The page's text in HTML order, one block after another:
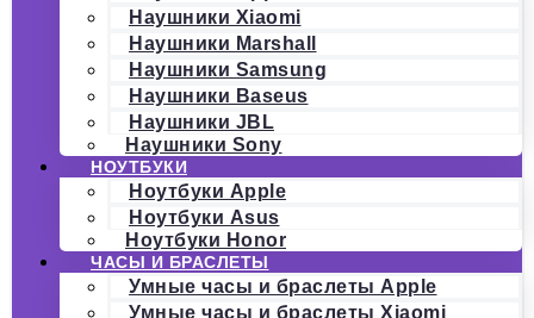
Наушники Xiaomi
Наушники Marshall
Наушники Samsung
Наушники Baseus
Наушники JBL
Наушники Sony
НОУТБУКИ
Ноутбуки Apple
Ноутбуки Asus
Ноутбуки Honor
ЧАСЫ И БРАСЛЕТЫ
Умные часы и браслеты Apple
Умные часы и браслеты Xiaomi